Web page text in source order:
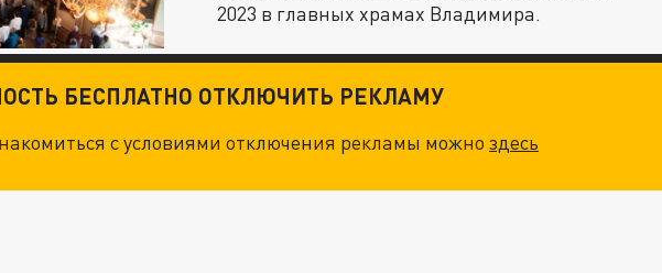
2023 в главных храмах Владимира.
БЕСПЛАТНО ОТКЛЮЧИТЬ РЕКЛАМУ
с условиями отключения рекламы можноздесь